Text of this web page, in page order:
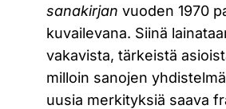
sanakirjan vuoden 1970
kuvailevana. Siinä
vakavista, tärkeistä
milloin sanojen
uusia merkityksiä saava